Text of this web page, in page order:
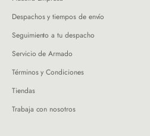
Despachos y tiempos de envío
Seguimiento a tu despacho
Servicio de Armado
Términos y Condiciones
Tiendas
Trabaja con nosotros